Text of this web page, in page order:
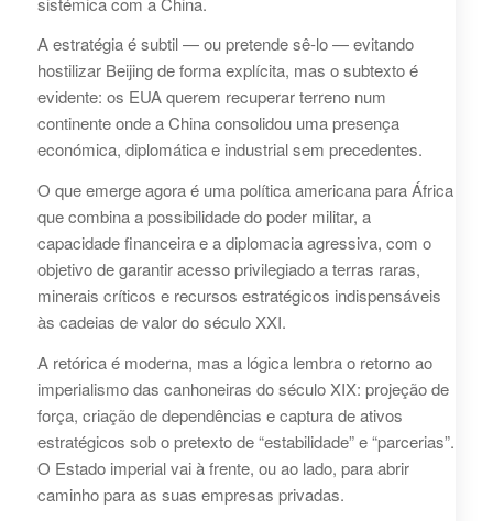
A estratégia é subtil — ou pretende sê-lo — evitando
hostilizar Beijing de forma explícita, mas o subtexto é
evidente: os EUA querem recuperar terreno num
continente onde a China consolidou uma presença
económica, diplomática e industrial sem precedentes.
O que emerge agora é uma política americana para África
que combina a possibilidade do poder militar, a
capacidade financeira e a diplomacia agressiva, com o
objetivo de garantir acesso privilegiado a terras raras,
minerais críticos e recursos estratégicos indispensáveis
às cadeias de valor do século XXI.
A retórica é moderna, mas a lógica lembra o retorno ao
imperialismo das canhoneiras do século XIX: projeção de
força, criação de dependências e captura de ativos
estratégicos sob o pretexto de “estabilidade” e “parcerias”.
O Estado imperial vai à frente, ou ao lado, para abrir
caminho para as suas empresas privadas.